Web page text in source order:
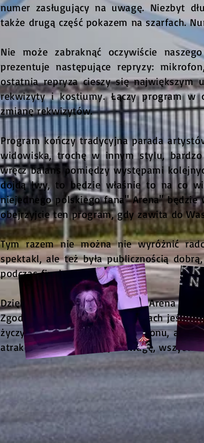
numer zasługujący na uwagę. Niezbyt
także drugą część pokazem na szarfach.
Nie może zabraknąć oczywiście
prezentuje następujące repryzy:
ostatnia repryza cieszy się największym
rekwizyty i kostiumy. Łączy program w
zmianę rekwizytów.
Program kończy tradycyjna parada
widowiska, trochę w innym stylu,
wręcz balans pomiędzy występami
dojdą lwy, to będzie właśnie to na co
niejednego polskiego fana" Arena"
obejrzyjcie ten program, gdy zawita do
Tym razem nie można nie wyróżnić
spektakl, ale też była publicznością
podczas finału.
Dziękujemy całej załodze Cyrku Arena
Zgodziliśmy się w wielu kwestiach jeśli
życzymy nie tylko udanego sezonu, ale i
atrakcyjne i przyciągające uwagę,